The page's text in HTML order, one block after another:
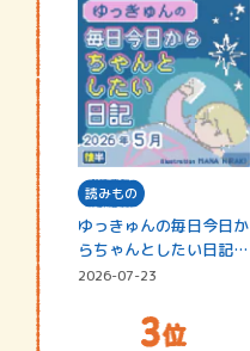
読みもの
ゆっきゅんの毎日今日か
らちゃんとしたい日記
☆202…
2026-07-23